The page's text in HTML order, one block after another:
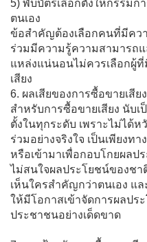
5) พับบัตรเลือกตั้งให้กรรม
ตนเอง
ข้อสำคัญต้องเลือกคนที่มีควา
ร่วมมีความรู้ความสามารถ
แหล่งแน่นอนไม่ควรเลือกผู้
เสียง
6. ผลเสียของการซื้อขายเสียง
สำหรับการซื้อขายเสียง นับเ
ตั้งในทุกระดับ เพราะไม่ได้
ร่วมอย่างจริงใจ เป็นเพียงท
หรือเข้ามาเพื่อกอบโกยผลป
ไม่สนใจผลประโยชน์ของช
เห็นใครสำคัญกว่าตนเอง แ
ให้มีโอกาสเข้าจัดการผลปร
ประชาชนอย่างเด็ดขาด